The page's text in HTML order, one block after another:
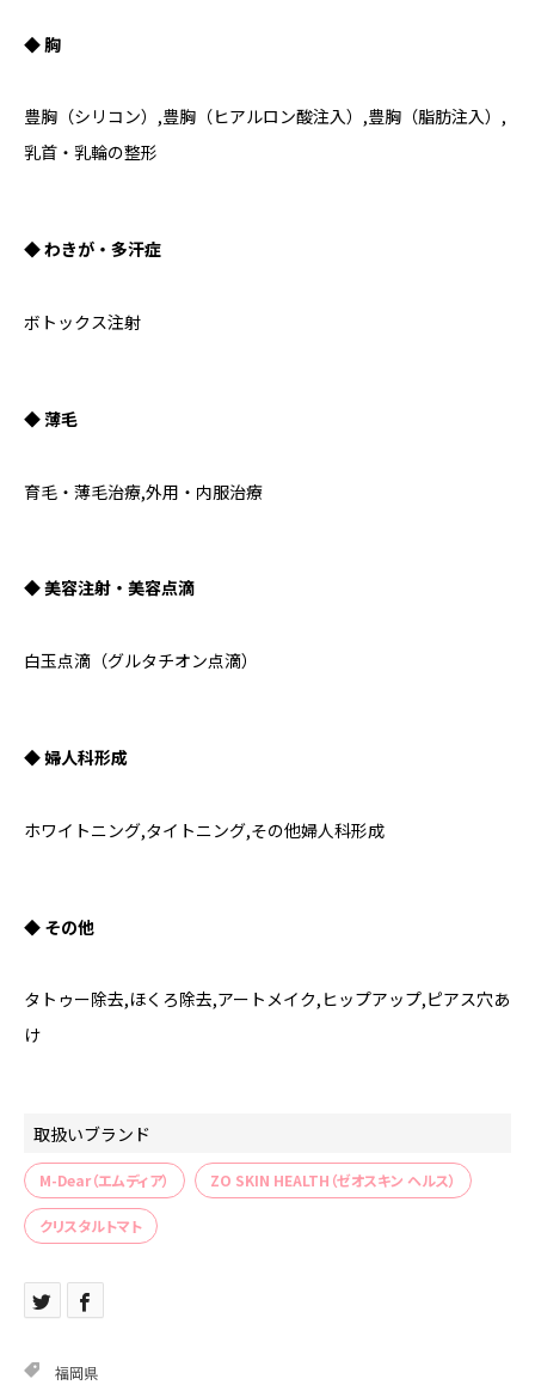
◆ 胸
豊胸（シリコン）,豊胸（ヒアルロン酸注入）,豊胸（脂肪注入）,
乳首・乳輪の整形
◆ わきが・多汗症
ボトックス注射
◆ 薄毛
育毛・薄毛治療,外用・内服治療
◆ 美容注射・美容点滴
白玉点滴（グルタチオン点滴）
◆ 婦人科形成
ホワイトニング,タイトニング,その他婦人科形成
◆ その他
タトゥー除去,ほくろ除去,アートメイク,ヒップアップ,ピアス穴あ
け
取扱いブランド
M-Dear（エムディア） ZO SKIN HEALTH（ゼオスキン ヘルス）
クリスタルトマト
福岡県